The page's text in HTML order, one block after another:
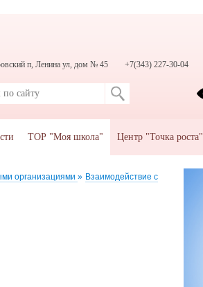
организациями » Взаимодействие с
п, Ленина ул, дом № 45 +7(343) 227-30-04
ТОР "Моя школа" Центр "Точка роста"